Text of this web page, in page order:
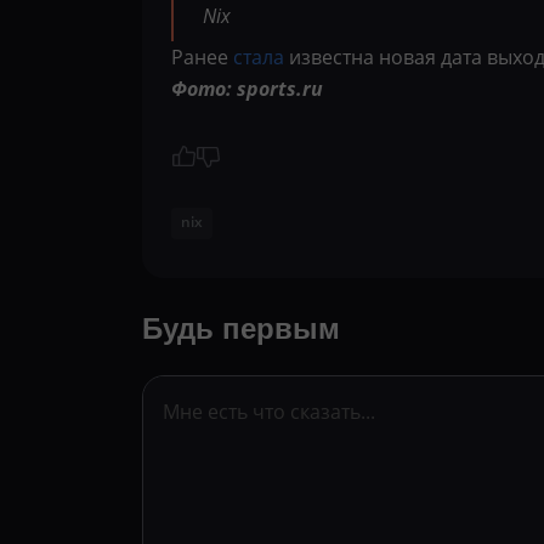
Nix
Ранее стала известна новая дата
Фото: sports.ru
nix
Будь первым